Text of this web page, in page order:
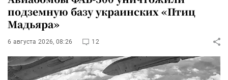
подземную базу украинских «Птиц
Мадьяра»
6 августа 2026, 08:26 12